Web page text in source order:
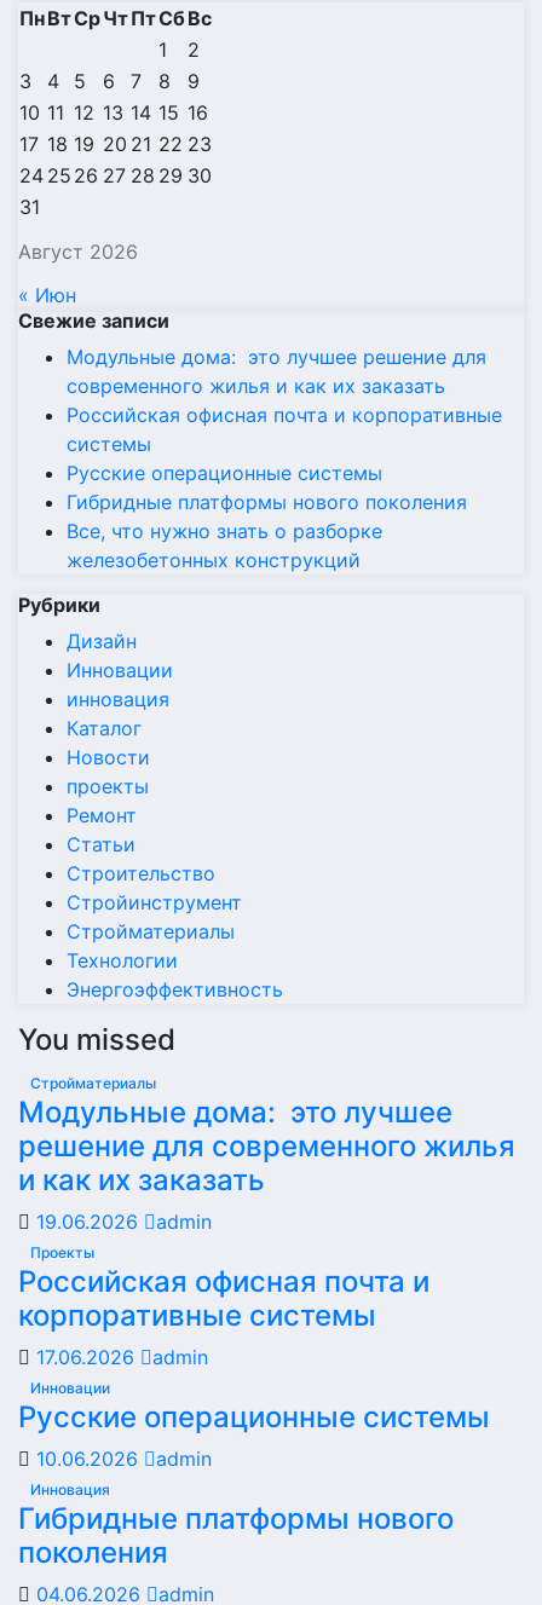
Август 2026
ПнВтСрЧтПтСбВс
1
2
3
4 5 6 7 8
9
10 11 12 13 14 15 16
17 18 19 20 21 22 23
24 25 26 27 28 29 30
31
« Июн
Свежие записи
Модульные дома: это лучшее решение для
современного жилья и как их заказать
Российская офисная почта и корпоративные
системы
Русские операционные системы
Гибридные платформы нового поколения
Все, что нужно знать о разборке
железобетонных конструкций
Рубрики
Дизайн
Инновации
инновация
Каталог
Новости
проекты
Ремонт
Статьи
Строительство
Стройинструмент
Стройматериалы
Технологии
Энергоэффективность
You missed
Стройматериалы
Модульные дома: это лучшее
решение для современного жилья
и как их заказать
19.06.2026 admin
Проекты
Российская офисная почта и
корпоративные системы
17.06.2026 admin
Инновации
Русские операционные системы
10.06.2026 admin
Инновация
Гибридные платформы нового
поколения
04.06.2026 admin